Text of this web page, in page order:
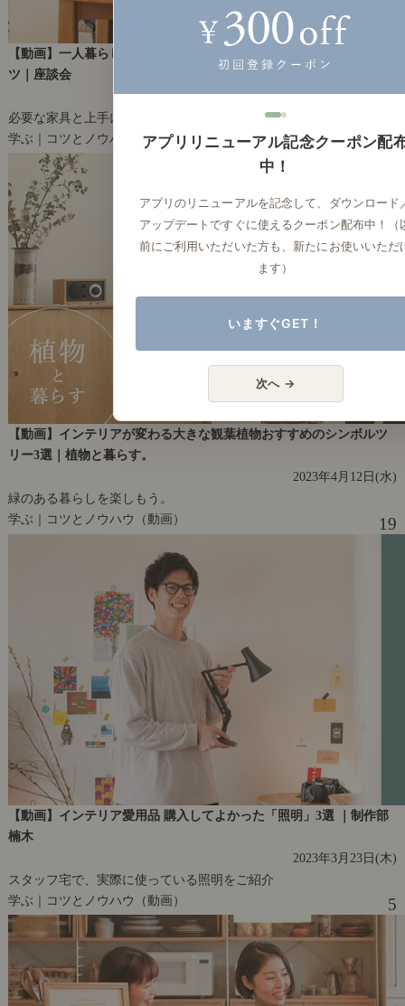
【動画】一人暮らしの家具の選び方とレイアウト。簡単にできるコ
ツ｜座談会
2023年4月13日(木)
必要な家具と上手に配置するコツを紐解きます
学ぶ｜コツとノウハウ（動画）
13
【動画】インテリアが変わる大きな観葉植物おすすめのシンボルツ
リー3選｜植物と暮らす。
2023年4月12日(水)
緑のある暮らしを楽しもう。
学ぶ｜コツとノウハウ（動画）
19
【動画】インテリア愛用品 購入してよかった「照明」3選 ｜制作部
楠木
2023年3月23日(木)
スタッフ宅で、実際に使っている照明をご紹介
学ぶ｜コツとノウハウ（動画）
5
アプリリニューアル記念クーポン配
中！
アプリのリニューアルを記念して、ダウンロード
アップデートですぐに使えるクーポン配布中！（
前にご利用いただいた方も、新たにお使いいただ
ます）
いますぐGET！
次へ →